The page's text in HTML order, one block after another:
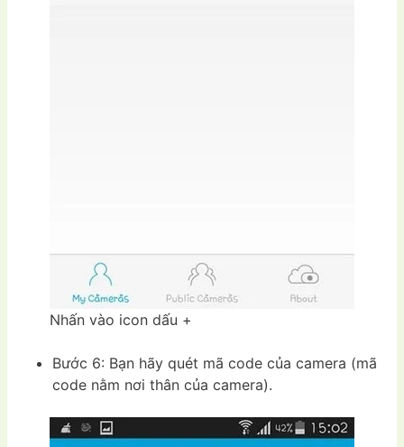
Nhấn vào icon dấu +
Bước 6: Bạn hãy quét mã code của camera (mã
code nằm nơi thân của camera).